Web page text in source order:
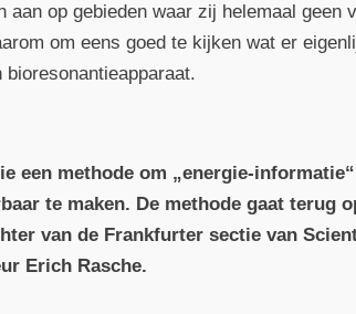
aan op gebieden waar zij helemaal geen
om eens goed te kijken wat er
bioresonantie­apparaat.
een methode om „energie-
te maken. De methode gaat terug
van de Frankfurter sectie van
Erich Rasche.